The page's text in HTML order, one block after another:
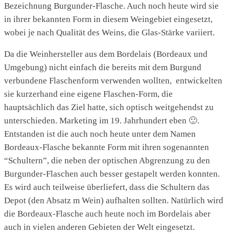
Bezeichnung Burgunder-Flasche. Auch noch heute wird sie
in ihrer bekannten Form in diesem Weingebiet eingesetzt,
wobei je nach Qualität des Weins, die Glas-Stärke variiert.
Da die Weinhersteller aus dem Bordelais (Bordeaux und
Umgebung) nicht einfach die bereits mit dem Burgund
verbundene Flaschenform verwenden wollten, entwickelten
sie kurzerhand eine eigene Flaschen-Form, die
hauptsächlich das Ziel hatte, sich optisch weitgehendst zu
unterschieden. Marketing im 19. Jahrhundert eben 🙂.
Entstanden ist die auch noch heute unter dem Namen
Bordeaux-Flasche bekannte Form mit ihren sogenannten
“Schultern”, die neben der optischen Abgrenzung zu den
Burgunder-Flaschen auch besser gestapelt werden konnten.
Es wird auch teilweise überliefert, dass die Schultern das
Depot (den Absatz m Wein) aufhalten sollten. Natürlich wird
die Bordeaux-Flasche auch heute noch im Bordelais aber
auch in vielen anderen Gebieten der Welt eingesetzt.